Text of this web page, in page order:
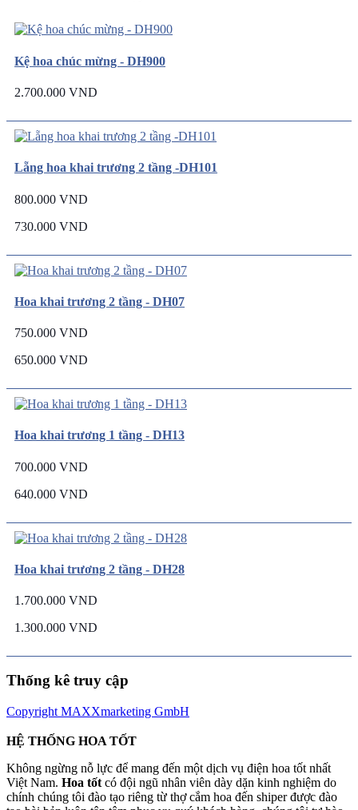
Kệ hoa chúc mừng - DH900
2.700.000 VND
Lẵng hoa khai trương 2 tầng -DH101
800.000 VND
730.000 VND
Hoa khai trương 2 tầng - DH07
750.000 VND
650.000 VND
Hoa khai trương 1 tầng - DH13
700.000 VND
640.000 VND
Hoa khai trương 2 tầng - DH28
1.700.000 VND
1.300.000 VND
Thống kê truy cập
Copyright MAXXmarketing GmbH
HỆ THỐNG HOA TỐT
Không ngừng nỗ lực để mang đến một dịch vụ điện hoa tốt nhất
Việt Nam. Hoa tốt có đội ngũ nhân viên dày dặn kinh nghiệm do
chính chúng tôi đào tạo riêng từ thợ cắm hoa đến shiper được đào